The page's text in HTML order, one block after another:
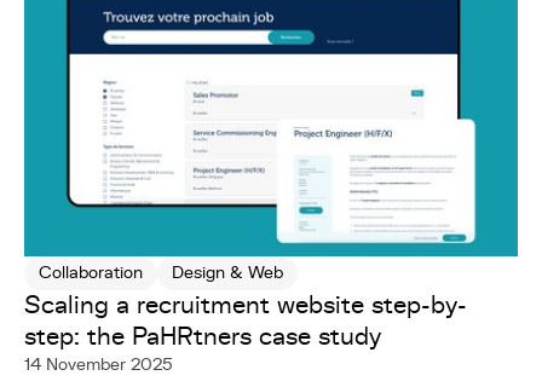
Collaboration Design & Web
Scaling a recruitment website step-by-
step: the PaHRtners case study
14 November 2025